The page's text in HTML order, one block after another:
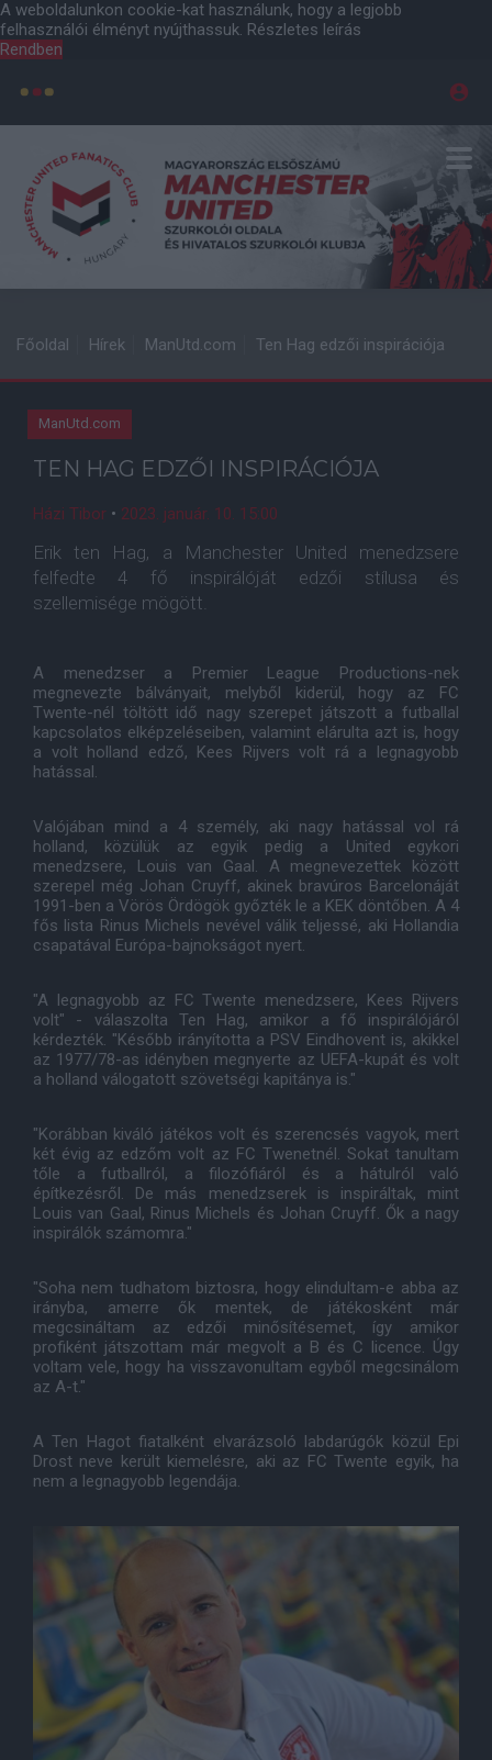
A weboldalunkon cookie-kat használunk, hogy a legjobb
felhasználói élményt nyújthassuk. Részletes leírás
Rendben
Főoldal Hírek ManUtd.com Ten Hag edzői inspirációja
ManUtd.com
TEN HAG EDZŐI INSPIRÁCIÓJA
Házi Tibor • 2023. január. 10. 15:00
Erik ten Hag, a Manchester United menedzsere
felfedte 4 fő inspirálóját edzői stílusa és
szellemisége mögött.
A menedzser a Premier League Productions-nek
megnevezte bálványait, melyből kiderül, hogy az FC
Twente-nél töltött idő nagy szerepet játszott a futballal
kapcsolatos elképzeléseiben, valamint elárulta azt is, hogy
a volt holland edző, Kees Rijvers volt rá a legnagyobb
hatással.
Valójában mind a 4 személy, aki nagy hatással vol rá
holland, közülük az egyik pedig a United egykori
menedzsere, Louis van Gaal. A megnevezettek között
szerepel még Johan Cruyff, akinek bravúros Barcelonáját
1991-ben a Vörös Ördögök győzték le a KEK döntőben. A 4
fős lista Rinus Michels nevével válik teljessé, aki Hollandia
csapatával Európa-bajnokságot nyert.
"A legnagyobb az FC Twente menedzsere, Kees Rijvers
volt" - válaszolta Ten Hag, amikor a fő inspirálójáról
kérdezték. "Később irányította a PSV Eindhovent is, akikkel
az 1977/78-as idényben megnyerte az UEFA-kupát és volt
a holland válogatott szövetségi kapitánya is."
"Korábban kiváló játékos volt és szerencsés vagyok, mert
két évig az edzőm volt az FC Twenetnél. Sokat tanultam
tőle a futballról, a filozófiáról és a hátulról való
építkezésről. De más menedzserek is inspiráltak, mint
Louis van Gaal, Rinus Michels és Johan Cruyff. Ők a nagy
inspirálók számomra."
"Soha nem tudhatom biztosra, hogy elindultam-e abba az
irányba, amerre ők mentek, de játékosként már
megcsináltam az edzői minősítésemet, így amikor
profiként játszottam már megvolt a B és C licence. Úgy
voltam vele, hogy ha visszavonultam egyből megcsinálom
az A-t."
A Ten Hagot fiatalként elvarázsoló labdarúgók közül Epi
Drost neve került kiemelésre, aki az FC Twente egyik, ha
nem a legnagyobb legendája.